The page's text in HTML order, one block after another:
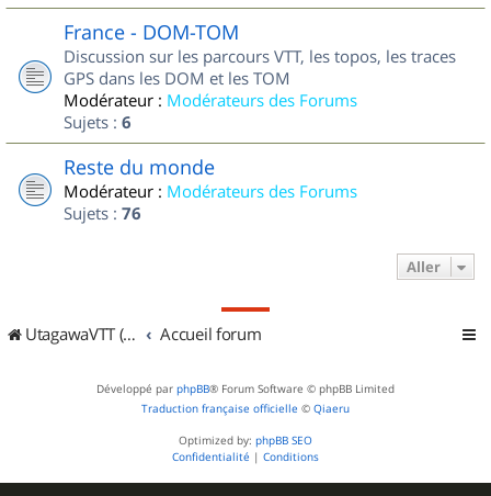
France - DOM-TOM
Discussion sur les parcours VTT, les topos, les traces
GPS dans les DOM et les TOM
Modérateur : Modérateurs des Forums
Sujets : 6
Reste du monde
Modérateur : Modérateurs des Forums
Sujets : 76
Aller
UtagawaVTT (Randos VTT et VTTAE avec traces GPS) Accueil forum
Développé par phpBB® Forum Software © phpBB Limited
Traduction française officielle © Qiaeru
Optimized by: phpBB SEO
Confidentialité | Conditions